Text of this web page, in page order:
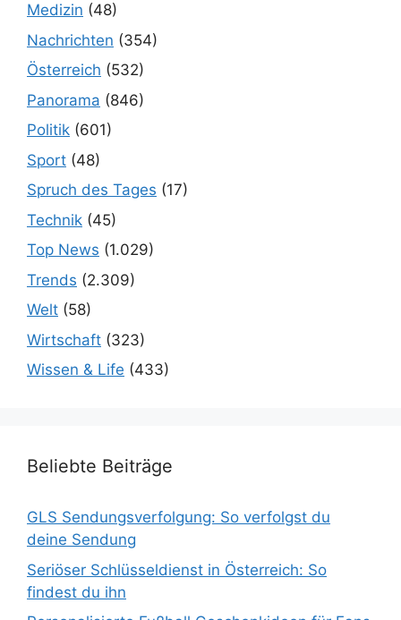
Medizin (48)
Nachrichten (354)
Österreich (532)
Panorama (846)
Politik (601)
Sport (48)
Spruch des Tages (17)
Technik (45)
Top News (1.029)
Trends (2.309)
Welt (58)
Wirtschaft (323)
Wissen & Life (433)
Beliebte Beiträge
GLS Sendungsverfolgung: So verfolgst du
deine Sendung
Seriöser Schlüsseldienst in Österreich: So
findest du ihn